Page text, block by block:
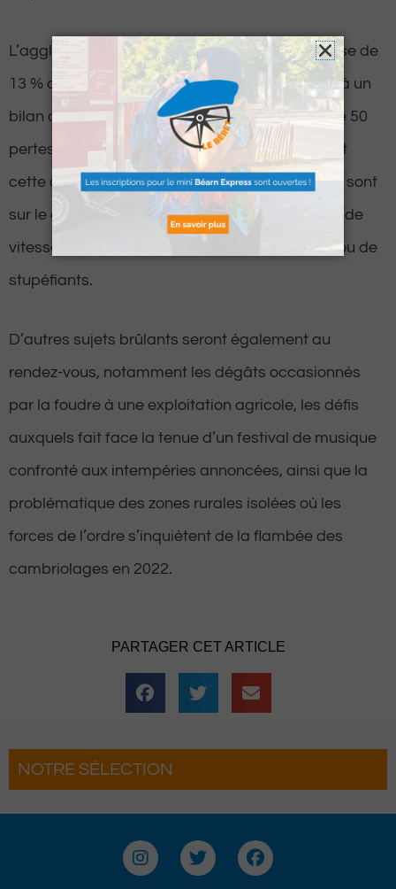
L’agglomération paloise a enregistré une hausse de
13 % de la délinquance en 2022, en partie due à un
bilan de sécurité routière préoccupant : près de 50
pertes humaines sur les routes du département
cette année-là. Les patrouilles de gendarmerie sont
sur le qui-vive, traquant sans relâche les excès de
vitesse, la conduite sous l’influence de l’alcool ou de
stupéfiants.
D’autres sujets brûlants seront également au
rendez-vous, notamment les dégâts occasionnés
par la foudre à une exploitation agricole, les défis
auxquels fait face la tenue d’un festival de musique
confronté aux intempéries annoncées, ainsi que la
problématique des zones rurales isolées où les
forces de l’ordre s’inquiètent de la flambée des
cambriolages en 2022.
PARTAGER CET ARTICLE
NOTRE SÉLECTION
font leurLe Béret : Un voyage offert par
Voyages pour les grands
I
n
T
w
F
a